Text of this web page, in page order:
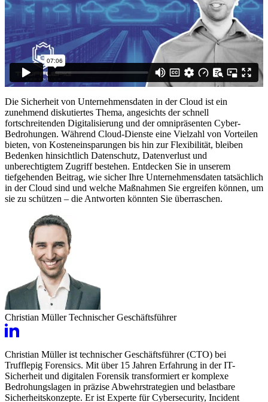
Die Sicherheit von Unternehmensdaten in der Cloud ist ein
zunehmend diskutiertes Thema, angesichts der schnell
fortschreitenden Digitalisierung und der omnipräsenten Cyber-
Bedrohungen. Während Cloud-Dienste eine Vielzahl von Vorteilen
bieten, von Kosteneinsparungen bis hin zur Flexibilität, bleiben
Bedenken hinsichtlich Datenschutz, Datenverlust und
unberechtigtem Zugriff bestehen. Entdecken Sie in unserem
tiefgehenden Beitrag, wie sicher Ihre Unternehmensdaten tatsächlich
in der Cloud sind und welche Maßnahmen Sie ergreifen können, um
sie zu schützen – die Antworten könnten Sie überraschen.
Christian Müller Technischer Geschäftsführer
Christian Müller ist technischer Geschäftsführer (CTO) bei
Trufflepig Forensics. Mit über 15 Jahren Erfahrung in der IT-
Sicherheit und digitalen Forensik transformiert er komplexe
Bedrohungslagen in präzise Abwehrstrategien und belastbare
Sicherheitskonzepte. Er ist Experte für Cybersecurity, Incident